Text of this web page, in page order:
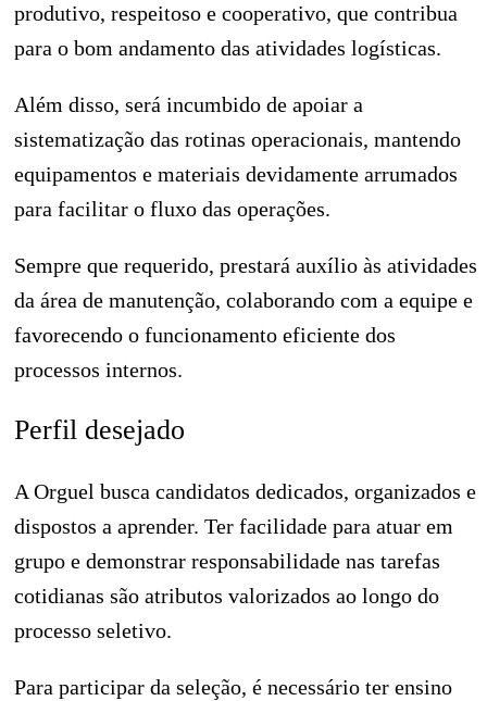
produtivo, respeitoso e cooperativo, que contribua
para o bom andamento das atividades logísticas.
Além disso, será incumbido de apoiar a
sistematização das rotinas operacionais, mantendo
equipamentos e materiais devidamente arrumados
para facilitar o fluxo das operações.
Sempre que requerido, prestará auxílio às atividades
da área de manutenção, colaborando com a equipe e
favorecendo o funcionamento eficiente dos
processos internos.
Perfil desejado
A Orguel busca candidatos dedicados, organizados e
dispostos a aprender. Ter facilidade para atuar em
grupo e demonstrar responsabilidade nas tarefas
cotidianas são atributos valorizados ao longo do
processo seletivo.
Para participar da seleção, é necessário ter ensino